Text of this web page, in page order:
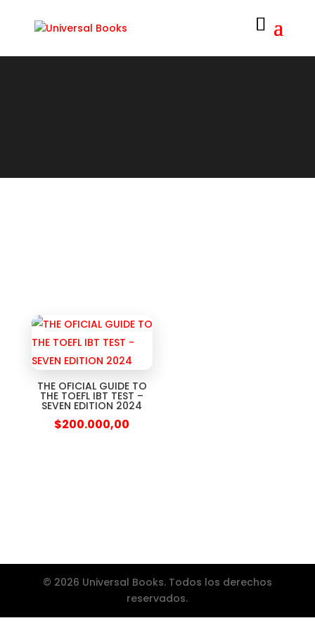
THE OFICIAL GUIDE TO
THE TOEFL IBT TEST –
SEVEN EDITION 2024
$200.000,00
© 2026 Universal Books. Todos los derechos
reservados.